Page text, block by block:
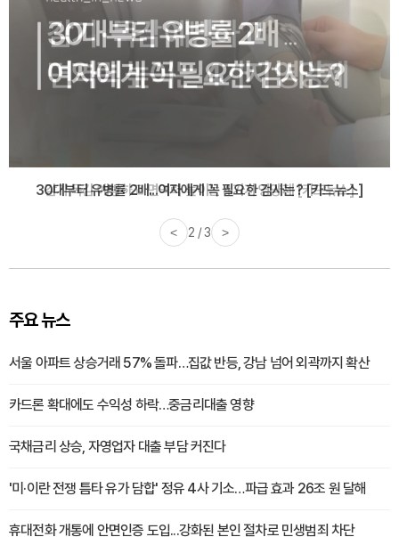
감기·독감 예방하고 면역력 높이는 4가지 영양제 [카드뉴스]
< 3 / 3 >
주요 뉴스
서울 아파트 상승거래 57% 돌파…집값 반등, 강남 넘어 외곽까지 확산
카드론 확대에도 수익성 하락…중금리대출 영향
국채금리 상승, 자영업자 대출 부담 커진다
'미·이란 전쟁 틈타 유가 담합' 정유 4사 기소…파급 효과 26조 원 달해
휴대전화 개통에 안면인증 도입...강화된 본인 절차로 민생범죄 차단